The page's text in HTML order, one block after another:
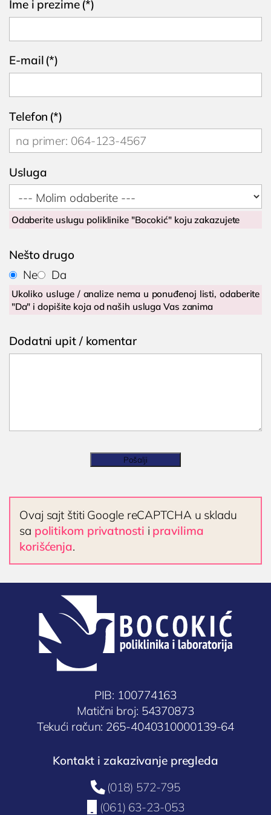
Cenovnik
Tim doktora
AKTIVNOSTI
UROLOGIJA
Pregled urologa sa ultrazvukom
Dijagnostika i lečenje polno prenosivih
oboljenja
Lečenje prostate
Nišu
Ispitivanje uzroka neplodnosti i spermogram
Kondilomi, dijagnostika i lečenje
IMUNOLOGIJA
Tromesečna transformacija: Od hronične
upale do trajnog zdravlja
OPŠTA MEDICINA
Lekar opšte prakse
KARDIOLOGIJA
Kardiolog
EHO srca (ultrazvuk ili ehokardiografija srca)
Holter EKG
Dečija kardiologija
NEFROLOGIJA
Nefrolog u Nišu
GASTROLOGIJA
Gastroenterolog u Nišu
ENDOKRINOLOGIJA
Endokrinolog
ULTRAZVUK
Ultrazvuk štitne žlezde

Dodirnite za poziv
Poliklinika i laboratorija
Bocokić Niš
(018) 572-795
Ime i prezime (*)
E-mail (*)
Telefon (*)
Usluga
Odaberite uslugu poliklinike "Bocokić" koju zakazujete
Nešto drugo
Ne
Da
Ukoliko usluge / analize nema u ponuđenoj listi, odaberite
"Da" i dopišite koja od naših usluga Vas zanima
Dodatni upit / komentar
Pošalji
Ovaj sajt štiti Google reCAPTCHA u skladu
sa politikom privatnosti i pravilima
korišćenja.
PIB: 100774163
Matični broj: 54370873
Tekući račun: 265-4040310000139-64
Kontakt i zakazivanje pregleda
 (018) 572-795
(061) 63-23-053